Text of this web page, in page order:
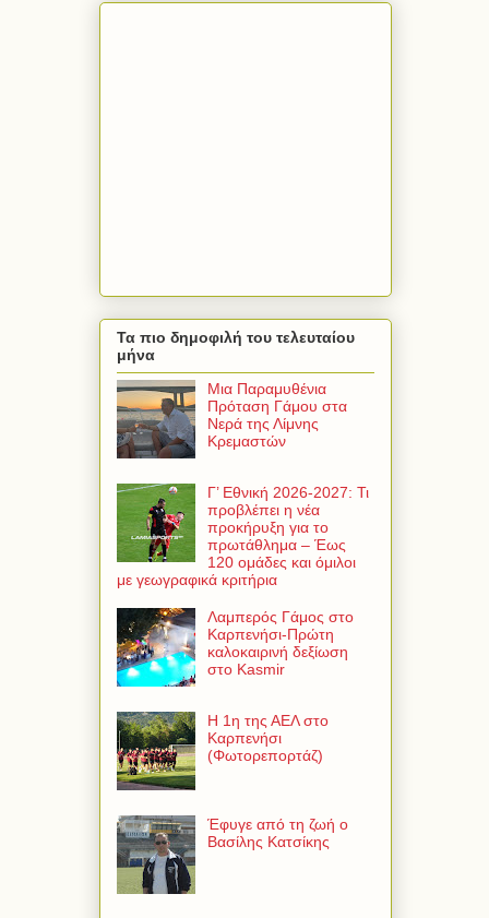
Τα πιο δημοφιλή του τελευταίου
μήνα
Μια Παραμυθένια
Πρόταση Γάμου στα
Νερά της Λίμνης
Κρεμαστών
Γ’ Εθνική 2026-2027: Τι
προβλέπει η νέα
προκήρυξη για το
πρωτάθλημα – Έως
120 ομάδες και όμιλοι
με γεωγραφικά κριτήρια
Λαμπερός Γάμος στο
Καρπενήσι-Πρώτη
καλοκαιρινή δεξίωση
στο Kasmir
Η 1η της ΑΕΛ στο
Καρπενήσι
(Φωτορεπορτάζ)
Έφυγε από τη ζωή ο
Βασίλης Κατσίκης